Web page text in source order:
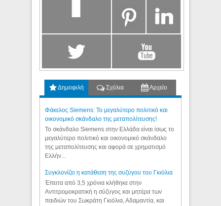
Δημοφιλή Σχόλια Αρχείο
Φάκελος Siemens: Το μεγαλύτερο πολιτικό και
οικονομικό σκάνδαλο της μεταπολίτευσης!
Το σκάνδαλο Siemens στην Ελλάδα είναι ίσως το
μεγαλύτερο πολιτικό και οικονομικό σκάνδαλο
της μεταπολίτευσης και αφορά σε χρηματισμό
Ελλήν...
Συγκλονίζει η κατάθεση της συζύγου του Γκιόλια
Έπειτα από 3,5 χρόνια κλήθηκε στην
Αντιτρομοκρατική η σύζυγος και μητέρα των
παιδιών του Σωκράτη Γκιόλια, Αδαμαντία, και